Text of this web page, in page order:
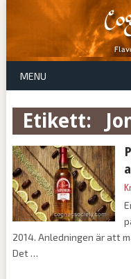
MENU
Etikett:
2014. Anledningen är att
Det